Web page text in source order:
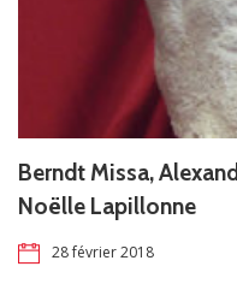
Berndt Missa,
Noëlle Lapillonne
28 février 2018